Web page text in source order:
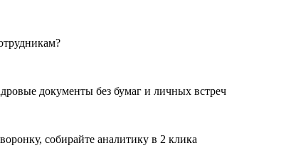
документы без бумаг и личных встреч
собирайте аналитику в 2 клика